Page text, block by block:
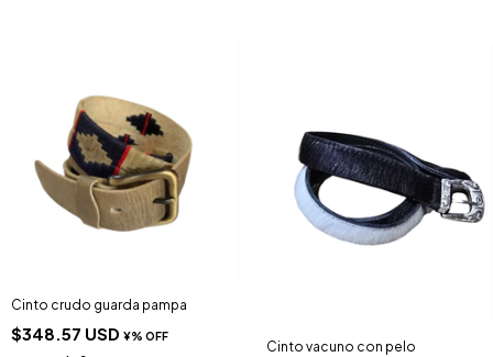
Cinto crudo guarda pampa
$348.57 USD
Cinto vacuno con pelo